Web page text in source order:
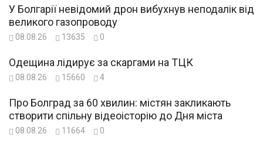
У Болгарії невідомий дрон вибухнув неподалік від
великого газопроводу
08.08.26 13635 0
Одещина лідирує за скаргами на ТЦК
08.08.26 15660 4
Про Болград за 60 хвилин: містян закликають
створити спільну відеоісторію до Дня міста
08.08.26 11664 0